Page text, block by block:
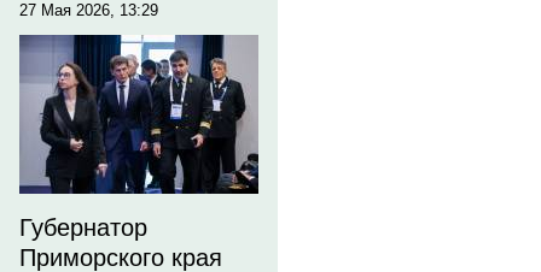
27 Мая 2026, 13:29
Губернатор
Приморского края